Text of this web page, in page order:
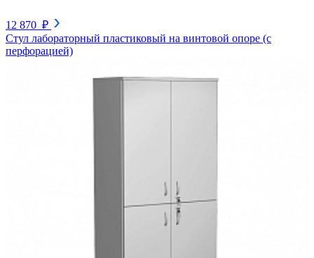
12 870 ₽
Стул лабораторный пластиковый на винтовой опоре (с
перфорацией)